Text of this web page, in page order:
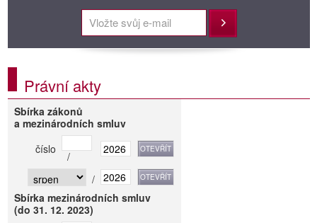
Přihlásit
Právní akty
Sbírka zákonů
a mezinárodních smluv
číslo
/
/
Sbírka mezinárodních smluv
(do 31. 12. 2023)